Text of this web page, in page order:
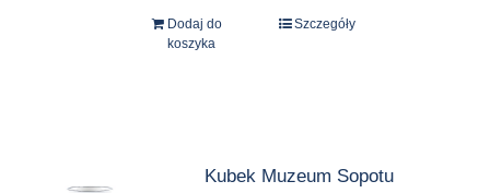
Dodaj do
koszyka
Szczegóły
Kubek Muzeum Sopotu